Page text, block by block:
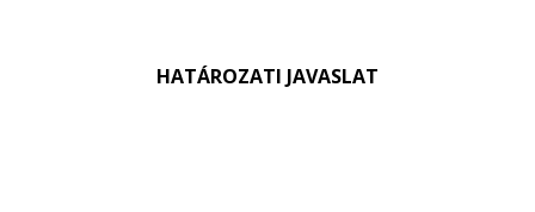
HATÁROZATI JAVASLAT